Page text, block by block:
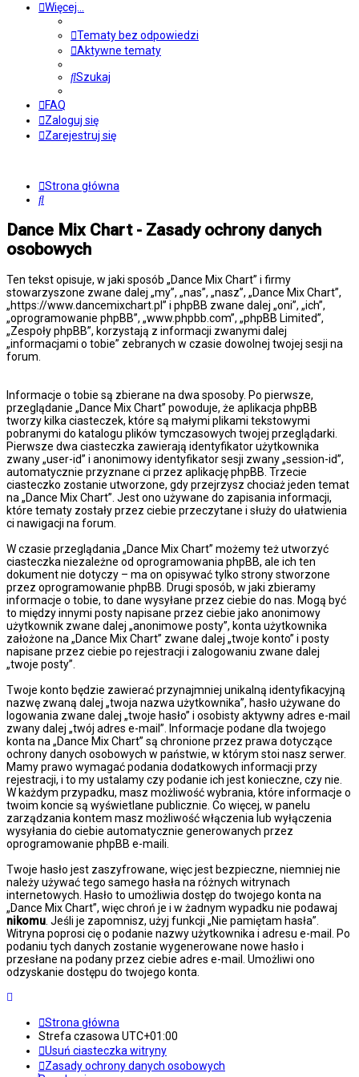
Więcej…
Tematy bez odpowiedzi
Aktywne tematy
Szukaj
FAQ
Zaloguj się
Zarejestruj się
Strona główna
Szukaj
Dance Mix Chart - Zasady ochrony danych
osobowych
Ten tekst opisuje, w jaki sposób „Dance Mix Chart” i firmy
stowarzyszone zwane dalej „my”, „nas”, „nasz”, „Dance Mix Chart”,
„https://www.dancemixchart.pl” i phpBB zwane dalej „oni”, „ich”,
„oprogramowanie phpBB”, „www.phpbb.com”, „phpBB Limited”,
„Zespoły phpBB”, korzystają z informacji zwanymi dalej
„informacjami o tobie” zebranych w czasie dowolnej twojej sesji na
forum.
Informacje o tobie są zbierane na dwa sposoby. Po pierwsze,
przeglądanie „Dance Mix Chart” powoduje, że aplikacja phpBB
tworzy kilka ciasteczek, które są małymi plikami tekstowymi
pobranymi do katalogu plików tymczasowych twojej przeglądarki.
Pierwsze dwa ciasteczka zawierają identyfikator użytkownika
zwany „user-id” i anonimowy identyfikator sesji zwany „session-id”,
automatycznie przyznane ci przez aplikację phpBB. Trzecie
ciasteczko zostanie utworzone, gdy przejrzysz chociaż jeden temat
na „Dance Mix Chart”. Jest ono używane do zapisania informacji,
które tematy zostały przez ciebie przeczytane i służy do ułatwienia
ci nawigacji na forum.
W czasie przeglądania „Dance Mix Chart” możemy też utworzyć
ciasteczka niezależne od oprogramowania phpBB, ale ich ten
dokument nie dotyczy – ma on opisywać tylko strony stworzone
przez oprogramowanie phpBB. Drugi sposób, w jaki zbieramy
informacje o tobie, to dane wysyłane przez ciebie do nas. Mogą być
to między innymi posty napisane przez ciebie jako anonimowy
użytkownik zwane dalej „anonimowe posty”, konta użytkownika
założone na „Dance Mix Chart” zwane dalej „twoje konto” i posty
napisane przez ciebie po rejestracji i zalogowaniu zwane dalej
„twoje posty”.
Twoje konto będzie zawierać przynajmniej unikalną identyfikacyjną
nazwę zwaną dalej „twoja nazwa użytkownika”, hasło używane do
logowania zwane dalej „twoje hasło” i osobisty aktywny adres e-mail
zwany dalej „twój adres e-mail”. Informacje podane dla twojego
konta na „Dance Mix Chart” są chronione przez prawa dotyczące
ochrony danych osobowych w państwie, w którym stoi nasz serwer.
Mamy prawo wymagać podania dodatkowych informacji przy
rejestracji, i to my ustalamy czy podanie ich jest konieczne, czy nie.
W każdym przypadku, masz możliwość wybrania, które informacje o
twoim koncie są wyświetlane publicznie. Co więcej, w panelu
zarządzania kontem masz możliwość włączenia lub wyłączenia
wysyłania do ciebie automatycznie generowanych przez
oprogramowanie phpBB e-maili.
Twoje hasło jest zaszyfrowane, więc jest bezpieczne, niemniej nie
należy używać tego samego hasła na różnych witrynach
internetowych. Hasło to umożliwia dostęp do twojego konta na
„Dance Mix Chart”, więc chroń je i w żadnym wypadku nie podawaj
nikomu . Jeśli je zapomnisz, użyj funkcji „Nie pamiętam hasła”.
Witryna poprosi cię o podanie nazwy użytkownika i adresu e-mail. Po
podaniu tych danych zostanie wygenerowane nowe hasło i
przesłane na podany przez ciebie adres e-mail. Umożliwi ono
odzyskanie dostępu do twojego konta.
Strona główna
Strefa czasowa UTC+01:00
Usuń ciasteczka witryny
Zasady ochrony danych osobowych